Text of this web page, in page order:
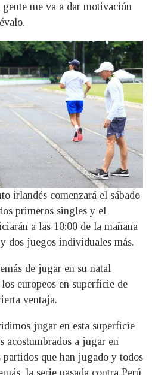
me va a dar motivación
irlandés comenzará el sábado
primeros singles y el
a las 10:00 de la mañana
dos juegos individuales más.
de jugar en su natal
europeos en superficie de
ventaja.
jugar en esta superficie
acostumbrados a jugar en
que han jugado y todos